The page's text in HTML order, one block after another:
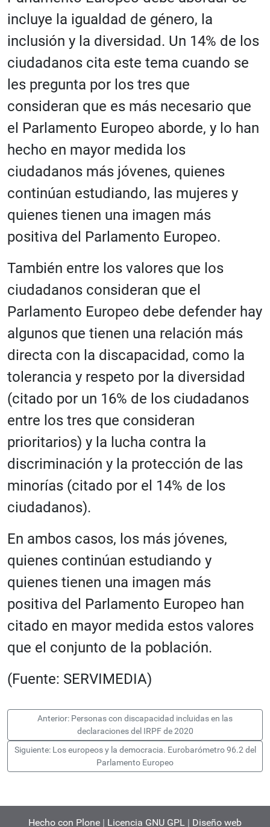
incluye la igualdad de género, la
inclusión y la diversidad. Un 14% de los
ciudadanos cita este tema cuando se
les pregunta por los tres que
consideran que es más necesario que
el Parlamento Europeo aborde, y lo han
hecho en mayor medida los
ciudadanos más jóvenes, quienes
continúan estudiando, las mujeres y
quienes tienen una imagen más
positiva del Parlamento Europeo.
También entre los valores que los
ciudadanos consideran que el
Parlamento Europeo debe defender hay
algunos que tienen una relación más
directa con la discapacidad, como la
tolerancia y respeto por la diversidad
(citado por un 16% de los ciudadanos
entre los tres que consideran
prioritarios) y la lucha contra la
discriminación y la protección de las
minorías (citado por el 14% de los
ciudadanos).
En ambos casos, los más jóvenes,
quienes continúan estudiando y
quienes tienen una imagen más
positiva del Parlamento Europeo han
citado en mayor medida estos valores
que el conjunto de la población.
(Fuente: SERVIMEDIA)
Anterior: Personas con discapacidad incluidas en las
declaraciones del IRPF de 2020
Siguiente: Los europeos y la democracia. Eurobarómetro 96.2 del
Parlamento Europeo
Hecho con Plone | Licencia GNU GPL | Diseño web